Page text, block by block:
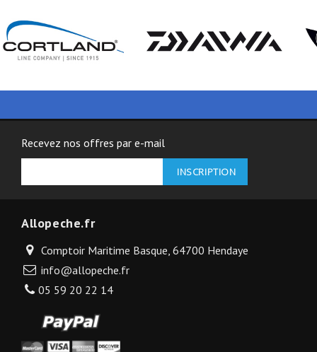
Recevez nos offres par e-mail
Allopeche.fr
Comptoir Maritime Basque, 64700 Hendaye
info@allopeche.fr
05 59 20 22 14